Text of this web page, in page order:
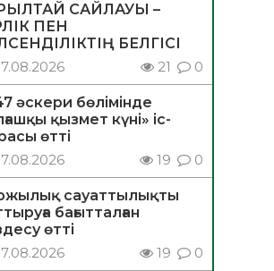
САЙЛАУЫ –
ПЕН
БЕЛГІСІ
21 0
әскери бөлімінде
қызмет күні» іс-
өтті
19 0
сауаттылықты
бағытталған
өтті
19 0